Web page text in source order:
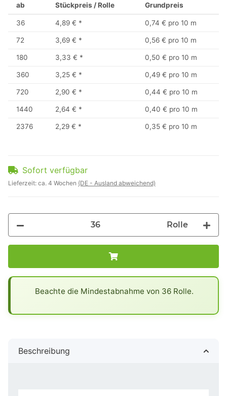
ab Stückpreis / Rolle Grundpreis
36 4,89 € * 0,74 € pro 10 m
72 3,69 € * 0,56 € pro 10 m
180 3,33 € * 0,50 € pro 10 m
360 3,25 € * 0,49 € pro 10 m
720 2,90 € * 0,44 € pro 10 m
1440 2,64 € * 0,40 € pro 10 m
2376 2,29 € * 0,35 € pro 10 m
Sofort verfügbar
Lieferzeit: ca. 4 Wochen (DE - Ausland abweichend)
Rolle
Beachte die Mindestabnahme von 36 Rolle.
Beschreibung